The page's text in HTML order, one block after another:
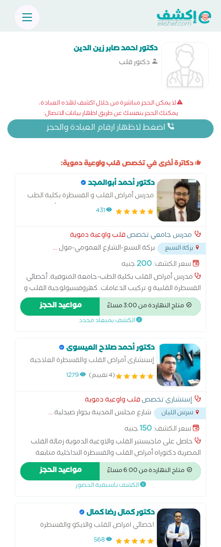
دكتور احمد صابر زين الدين
دكتور قلب
لا يمكن الحجز مباشرة من خلال اكشف لهذه العيادة،
يمكنك الحجز بنفسك عن طريق اظهار بيانات الاتصال:
اضغط لاظهار ارقام العيادة والحجز
دكاترة أخرى في تخصص قلب واوعية دموية:
دكتور أحمد أبوالمجد
مدرس أمراض القلب و القسطرة بكلية الطب
جامعة المنوفية اخصائي القلب والأوعية
431
مدرس جامعي تخصصقلب واوعية دموية
بركة السبع بركة السبع-الشارع العمومي-مول...
سعر الكشف:200جنيه
مدرس أمراض القلب بكلية الطب-جامعة المنوفية. أخصائي
القسطرة القلبية و تركيب الدعامات. كهروفسيولوجية القلب و
تركيب منظمات القلب الصناعية.
متاح النهاردة من 3:00 مساءً مواعيد الحجز
الكشف بميعاد محدد
دكتور أحمد صلاح العيسوى
إستشارى أمراض القلب والقسطرة العلاجية
وعلاج اضطراب كهرباء القلب
(4 تقييم) 1279
إستشاري تخصصقلب واوعية دموية
سرس الليان شارع مجلس المدينة بجوار صيدلية...
سعر الكشف:150جنيه
حاصل على ماجيستير القلب والاوعية الدموية زمالة القلب
المصرية دكتوراه أمراض القلب والقسطرة التداخلية متابعة
حالات إرتفاع ضغط الدم والسكر بالدم خبرة أكثر من 10 أعوام فى
قسطرة القلب العلاجية وتركيب منظمات القلب الدائمة
متاح النهاردة من 6:00 مساءً مواعيد الحجز
الكشف باسبقية الحضور
دكتور كمال رضا كمال
اخصائي امراض القلب والايكو والقسطرة
568